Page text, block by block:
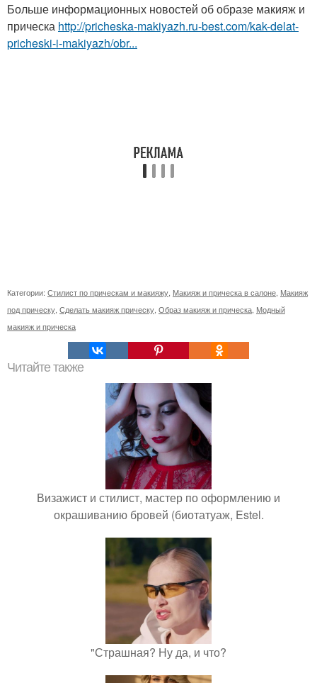
Больше информационных новостей об образе макияж и
прическа http://pricheska-makiyazh.ru-best.com/kak-delat-
pricheski-i-makiyazh/obr...
Категории: Стилист по прическам и макияжу Макияж и прическа в салоне Макияж
под прическу Сделать макияж прическу Образ макияж и прическа Модный
макияж и прическа
Читайте также
Визажист и стилист, мастер по оформлению и
окрашиванию бровей (биотатуаж, Estel.
"Страшная? Ну да, и что?